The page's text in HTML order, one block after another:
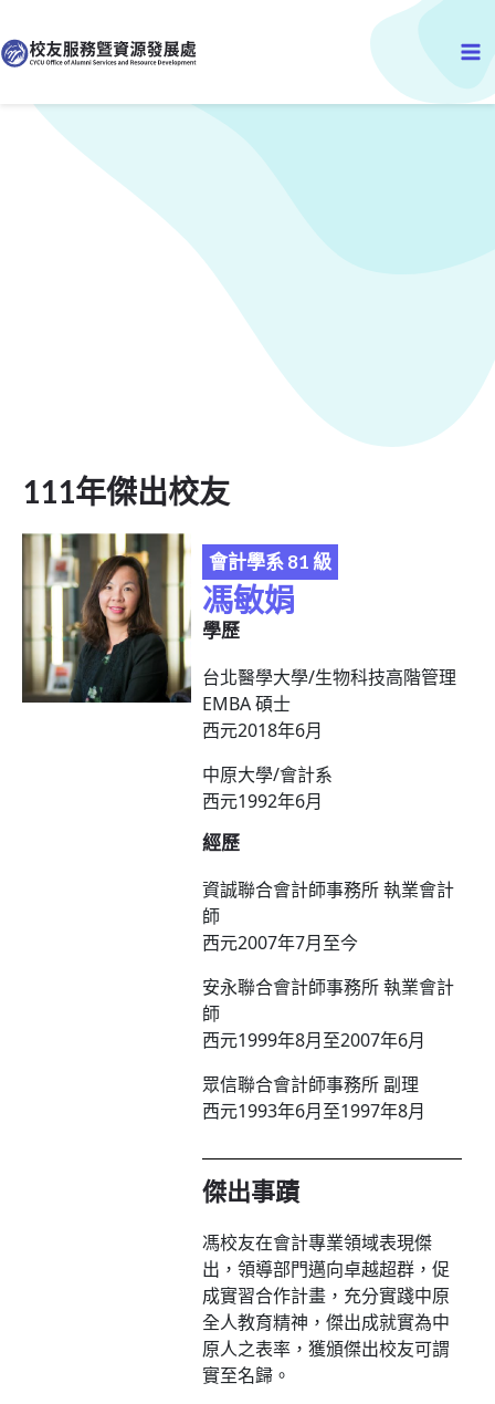
主
要
111年傑出校友
會計學系 81 級
馮敏娟
學歷
台北醫學大學/生物科技高階管理
EMBA 碩士
西元2018年6月
中原大學/會計系
西元1992年6月
經歷
資誠聯合會計師事務所 執業會計
師
西元2007年7月至今
安永聯合會計師事務所 執業會計
師
西元1999年8月至2007年6月
眾信聯合會計師事務所 副理
西元1993年6月至1997年8月
傑出事蹟
馮校友在會計專業領域表現傑
出，領導部門邁向卓越超群，促
成實習合作計畫，充分實踐中原
全人教育精神，傑出成就實為中
原人之表率，獲頒傑出校友可謂
實至名歸。